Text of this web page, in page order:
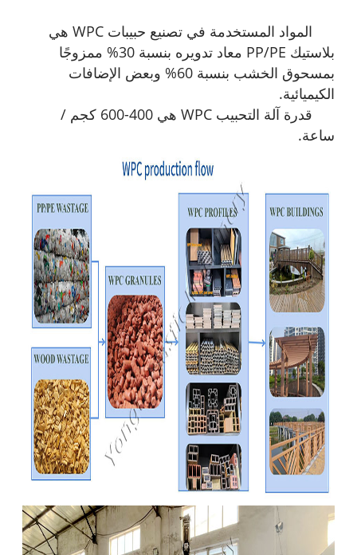
المواد المستخدمة في تصنيع حبيبات WPC هي
بلاستيك PP/PE معاد تدويره بنسبة 30% ممزوجًا
بمسحوق الخشب بنسبة 60% وبعض الإضافات
الكيميائية.
قدرة آلة التحبيب WPC هي 400-600 كجم /
ساعة.